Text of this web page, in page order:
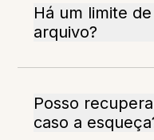
Há um limite
arquivo?
Posso
caso a